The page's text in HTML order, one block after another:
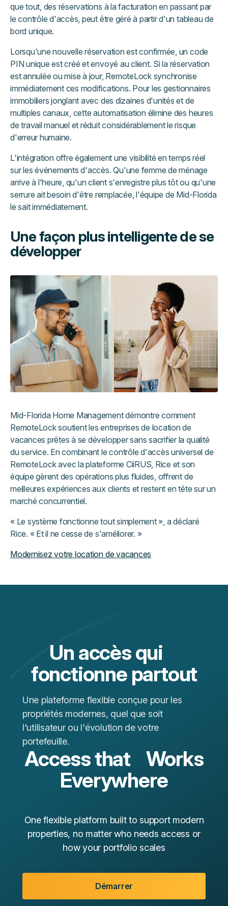
que tout, des réservations à la facturation en passant par
le contrôle d'accès, peut être géré à partir d'un tableau de
bord unique.
Lorsqu'une nouvelle réservation est confirmée, un code
PIN unique est créé et envoyé au client. Si la réservation
est annulée ou mise à jour, RemoteLock synchronise
immédiatement ces modifications. Pour les gestionnaires
immobiliers jonglant avec des dizaines d'unités et de
multiples canaux, cette automatisation élimine des heures
de travail manuel et réduit considérablement le risque
d'erreur humaine.
L'intégration offre également une visibilité en temps réel
sur les événements d'accès. Qu'une femme de ménage
arrive à l'heure, qu'un client s'enregistre plus tôt ou qu'une
serrure ait besoin d'être remplacée, l'équipe de Mid-Florida
le sait immédiatement.
Une façon plus intelligente de se
développer
Mid-Florida Home Management démontre comment
RemoteLock soutient les entreprises de location de
vacances prêtes à se développer sans sacrifier la qualité
du service. En combinant le contrôle d'accès universel de
RemoteLock avec la plateforme CiiRUS, Rice et son
équipe gèrent des opérations plus fluides, offrent de
meilleures expériences aux clients et restent en tête sur un
marché concurrentiel.
« Le système fonctionne tout simplement », a déclaré
Rice. « Et il ne cesse de s'améliorer. »
Modernisez votre location de vacances
Un accès qui
fonctionne partout
Une plateforme flexible conçue pour les
propriétés modernes, quel que soit
l'utilisateur ou l'évolution de votre
portefeuille.
Access that Works
Everywhere
One flexible platform built to support modern
properties, no matter who needs access or
how your portfolio scales
Démarrer